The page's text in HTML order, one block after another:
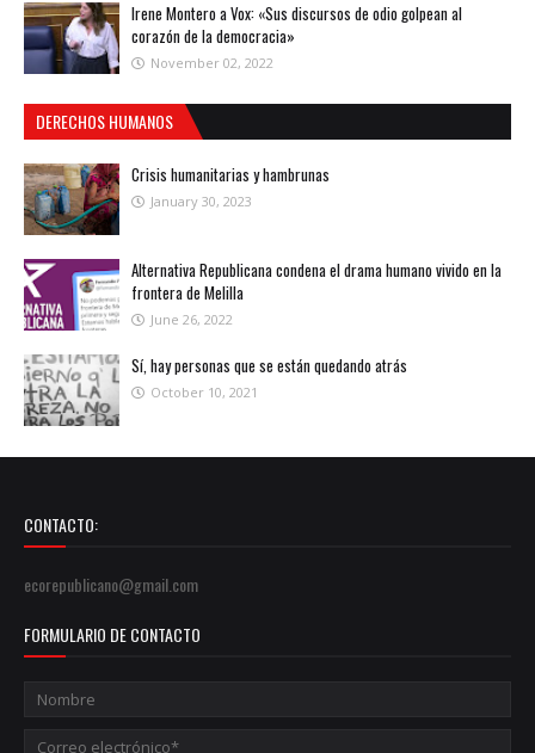
Irene Montero a Vox: «Sus discursos de odio golpean al
corazón de la democracia»
November 02, 2022
DERECHOS HUMANOS
Crisis humanitarias y hambrunas
January 30, 2023
Alternativa Republicana condena el drama humano vivido en la
frontera de Melilla
June 26, 2022
Sí, hay personas que se están quedando atrás
October 10, 2021
CONTACTO:
ecorepublicano@gmail.com
FORMULARIO DE CONTACTO